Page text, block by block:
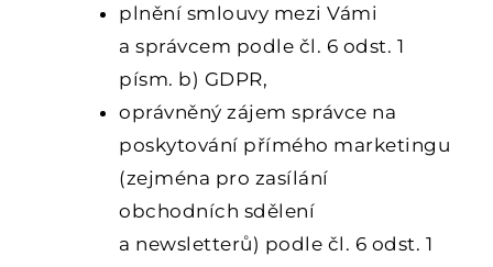
plnění smlouvy mezi Vámi
a správcem podle čl. 6 odst. 1
písm. b) GDPR,
oprávněný zájem správce na
poskytování přímého marketingu
(zejména pro zasílání
obchodních sdělení
a newsletterů) podle čl. 6 odst. 1